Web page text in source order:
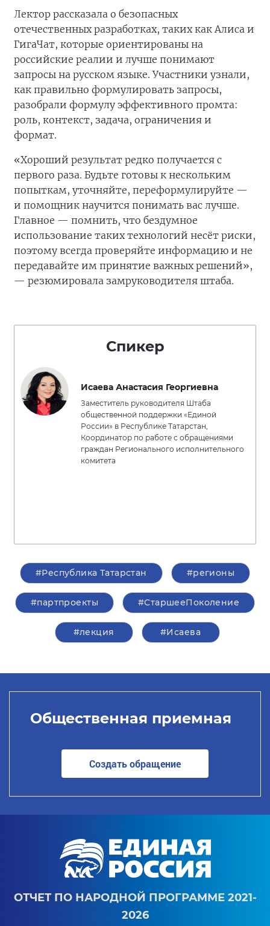
Лектор рассказала о безопасных
отечественных разработках, таких как Алиса и
ГигаЧат, которые ориентированы на
российские реалии и лучше понимают
запросы на русском языке. Участники узнали,
как правильно формулировать запросы,
разобрали формулу эффективного промта:
роль, контекст, задача, ограничения и
формат.
«Хороший результат редко получается с
первого раза. Будьте готовы к нескольким
попыткам, уточняйте, переформулируйте —
и помощник научится понимать вас лучше.
Главное — помнить, что бездумное
использование таких технологий несёт риски,
поэтому всегда проверяйте информацию и не
передавайте им принятие важных решений»,
— резюмировала замруководителя штаба.
Спикер
Исаева Анастасия Георгиевна
Заместитель руководителя Штаба
общественной поддержки «Единой
России» в Республике Татарстан,
Координатор по работе с обращениями
граждан Регионального исполнительного
комитета
#Республика Татарстан #регионы
#партпроекты #СтаршееПоколение
#лекция #Исаева
Общественная приемная
Создать обращение
ОТЧЕТ ПО НАРОДНОЙ ПРОГРАММЕ 2021-
2026